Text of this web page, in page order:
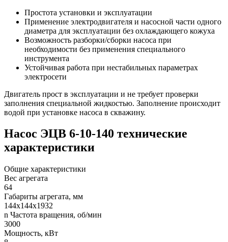
Простота установки и эксплуатации
Применение электродвигателя и насосной части одного
диаметра для эксплуатации без охлаждающего кожуха
Возможность разборки/сборки насоса при
необходимости без применения специального
инструмента
Устойчивая работа при нестабильных параметрах
электросети
Двигатель прост в эксплуатации и не требует проверки
заполнения специальной жидкостью. Заполнение происходит
водой при установке насоса в скважину.
Насос ЭЦВ 6-10-140 технические
характеристики
Общие характеристики
Вес агрегата
64
Габариты агрегата, мм
144х144х1932
n Частота вращения, об/мин
3000
Мощность, кВт